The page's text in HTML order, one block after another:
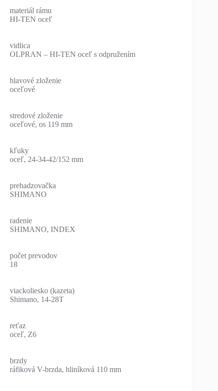
materiál rámu
HI-TEN oceľ
vidlica
OLPRAN – HI-TEN oceľ s odpružením
hlavové zloženie
oceľové
stredové zloženie
oceľové, os 119 mm
kľuky
oceľ, 24-34-42/152 mm
prehadzovačka
SHIMANO
radenie
SHIMANO, INDEX
počet prevodov
18
viackoliesko (kazeta)
Shimano, 14-28T
reťaz
oceľ, Z6
brzdy
ráfiková V-brzda, hliníková 110 mm